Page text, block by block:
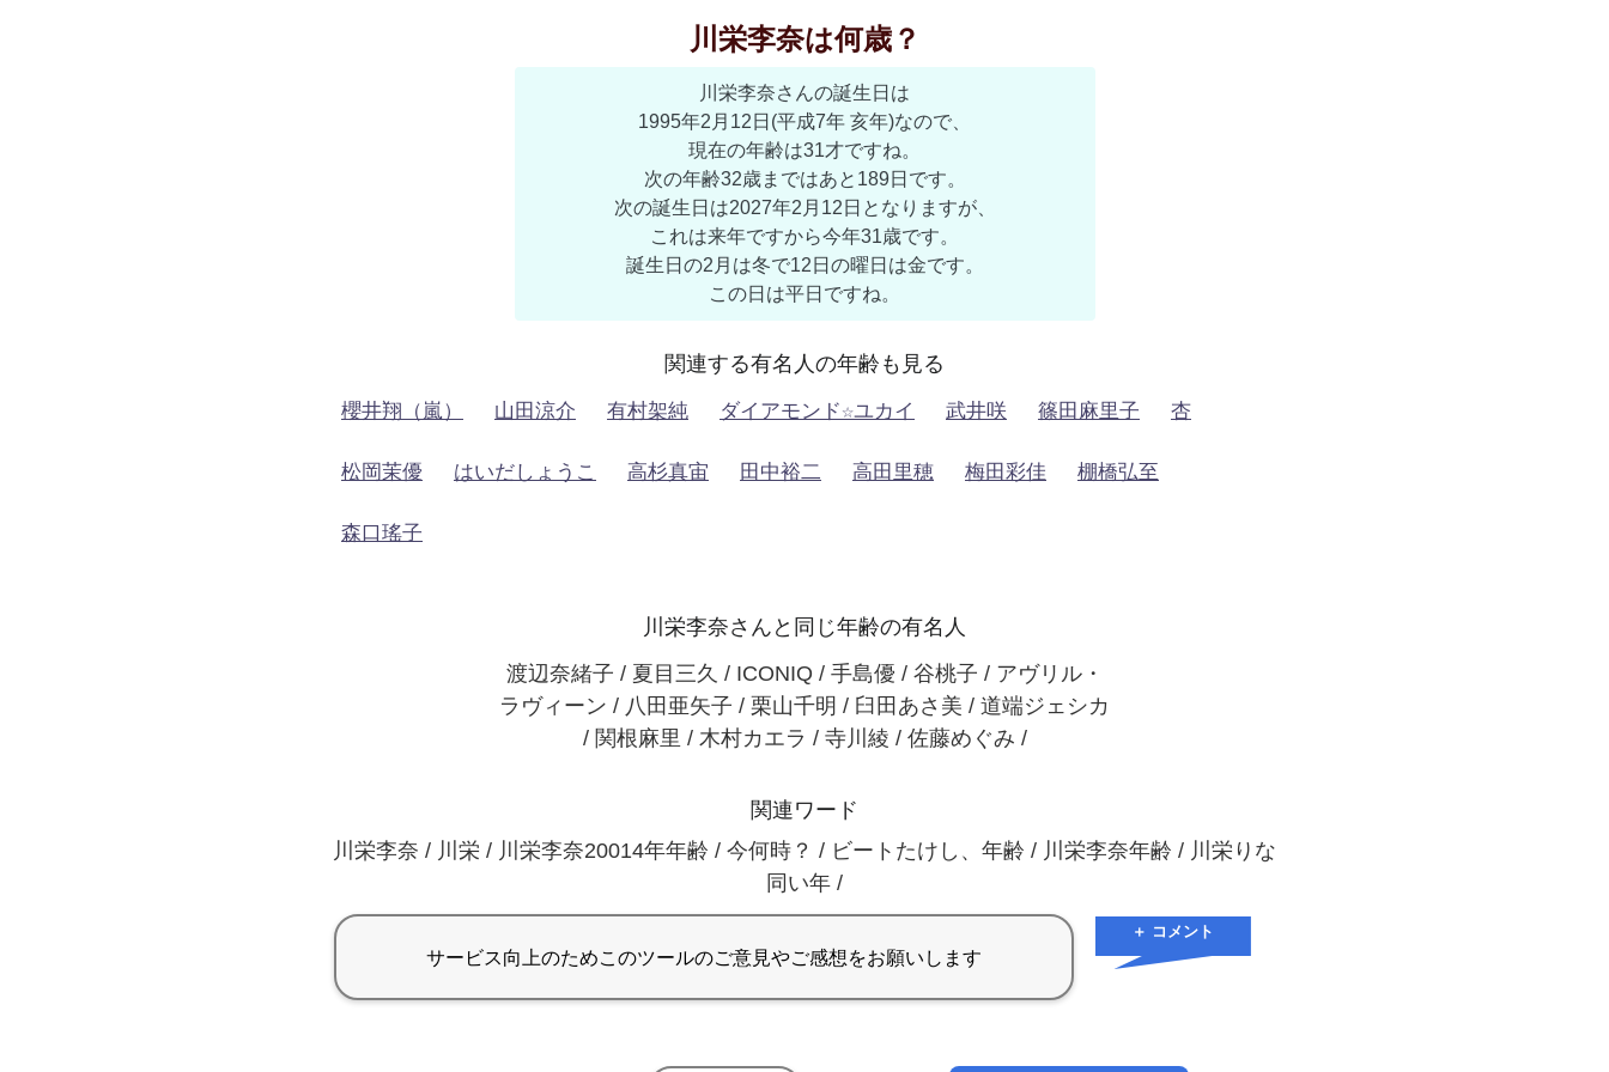
川栄李奈は何歳？
川栄李奈さんの誕生日は
1995年2月12日(平成7年 亥年)なので、
現在の年齢は31才ですね。
次の年齢32歳まではあと189日です。
次の誕生日は2027年2月12日となりますが、
これは来年ですから今年31歳です。
誕生日の2月は冬で12日の曜日は金です。
この日は平日ですね。
関連する有名人の年齢も見る
櫻井翔（嵐） 山田涼介 有村架純 ダイアモンド☆ユカイ 武井咲 篠田麻里子 杏
松岡茉優 はいだしょうこ 高杉真宙 田中裕二 高田里穂 梅田彩佳 棚橋弘至
森口瑤子
川栄李奈さんと同じ年齢の有名人
渡辺奈緒子 / 夏目三久 / ICONIQ / 手島優 / 谷桃子 / アヴリル・
ラヴィーン / 八田亜矢子 / 栗山千明 / 臼田あさ美 / 道端ジェシカ
/ 関根麻里 / 木村カエラ / 寺川綾 / 佐藤めぐみ /
関連ワード
川栄李奈 / 川栄 / 川栄李奈20014年年齢 / 今何時？ / ビートたけし、年齢 / 川栄李奈年齢 / 川栄りな
同い年 /
＋ コメント